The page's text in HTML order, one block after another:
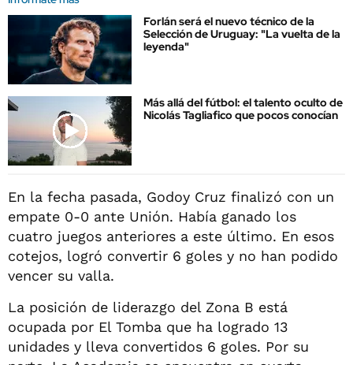
Forlán será el nuevo técnico de la
Selección de Uruguay: "La vuelta de la
leyenda"
Más allá del fútbol: el talento oculto de
Nicolás Tagliafico que pocos conocían
En la fecha pasada, Godoy Cruz finalizó con un
empate 0-0 ante Unión. Había ganado los
cuatro juegos anteriores a este último. En esos
cotejos, logró convertir 6 goles y no han podido
vencer su valla.
La posición de liderazgo del Zona B está
ocupada por El Tomba que ha logrado 13
unidades y lleva convertidos 6 goles. Por su